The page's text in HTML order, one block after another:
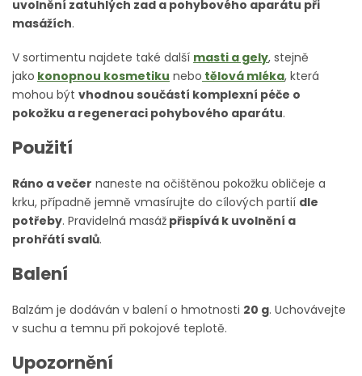
uvolnění zatuhlých zad a pohybového aparátu při
masážích.
V sortimentu najdete také další masti a gely, stejně
jako konopnou kosmetiku nebo tělová mléka, která
mohou být vhodnou součástí komplexní péče o
pokožku a regeneraci pohybového aparátu.
Použití
Ráno a večer naneste na očištěnou pokožku obličeje a
krku, případně jemně vmasírujte do cílových partií dle
potřeby. Pravidelná masáž přispívá k uvolnění a
prohřátí svalů.
Balení
Balzám je dodáván v balení o hmotnosti 20 g. Uchovávejte
v suchu a temnu při pokojové teplotě.
Upozornění